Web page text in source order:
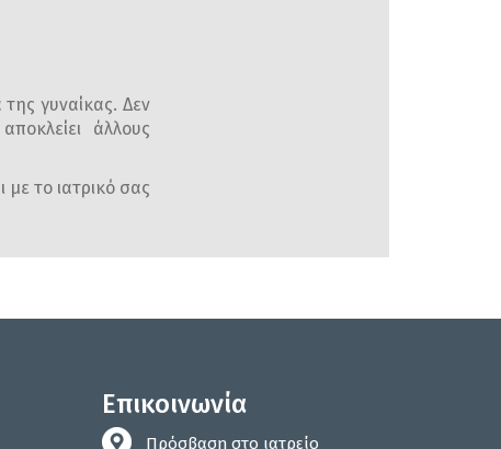
γυναίκας. Δεν
άλλους
με το ιατρικό σας
Επικοινωνία
Πρόσβαση στο ιατρείο